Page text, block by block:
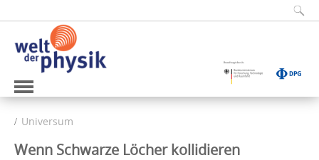
Universum
Wenn Schwarze Löcher kollidieren